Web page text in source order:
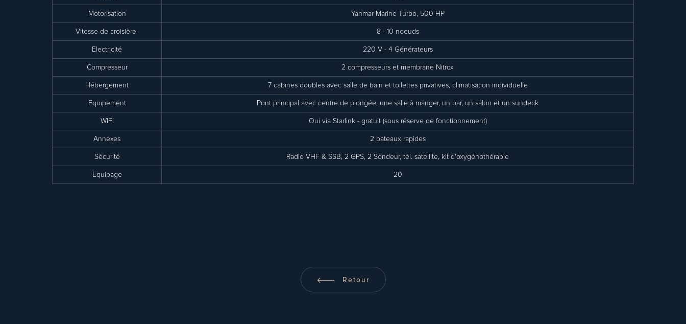
Motorisation Yanmar Marine Turbo, 500 HP
Vitesse de croisière 8 - 10 noeuds
Electricité 220 V - 4 Générateurs
Compresseur 2 compresseurs et membrane Nitrox
Hébergement 7 cabines doubles avec salle de bain et toilettes privatives, climatisation individuelle
Equipement Pont principal avec centre de plongée, une salle à manger, un bar, un salon et un sundeck
WIFI Oui via Starlink - gratuit (sous réserve de fonctionnement)
Annexes 2 bateaux rapides
Sécurité Radio VHF & SSB, 2 GPS, 2 Sondeur, tél. satellite, kit d'oxygénothérapie
Equipage 20
Retour